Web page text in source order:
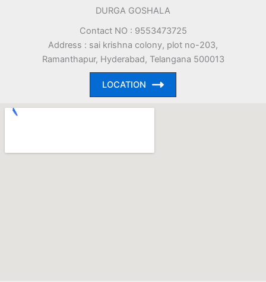
DURGA GOSHALA
Contact NO : 9553473725
Address : sai krishna colony, plot no-203,
Ramanthapur, Hyderabad, Telangana 500013
LOCATION